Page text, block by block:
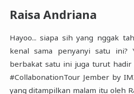
Raisa Andriana
Hayoo... siapa sih yang nggak
kenal sama penyanyi satu ini?
‎berbakat satu ini juga turut
#CollabonationTour Jember by
yang ditampilkan malam itu oleh